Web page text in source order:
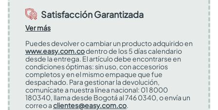
Satisfacción Garantizada
Ver más
Puedes devolver o cambiar un producto adquirido en
www.easy.com.codentro de los 5 días calendario
desde la entrega. El artículo debe encontrarse en
condiciones óptimas: sin uso, con accesorios
completos y en el mismo empaque que fue
despachado. Para gestionar la devolución,
comunícate a nuestra línea nacional: 01 8000
180340, llama desde Bogotá al 746 0340, o envía un
correo aclientes@easy.com.co.